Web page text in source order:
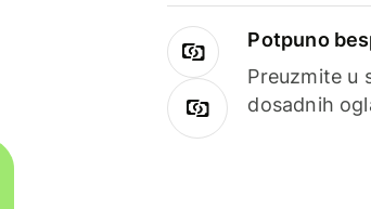
Potpuno
Preuzmite u
dosadnih